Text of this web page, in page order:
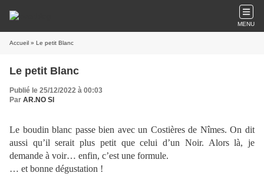
MENU
Accueil » Le petit Blanc
Le petit Blanc
Publié le 25/12/2022 à 00:03
Par AR.NO SI
Le boudin blanc passe bien avec un Costières de Nîmes. On dit
aussi qu’il serait plus petit que celui d’un Noir. Alors là, je
demande à voir… enfin, c’est une formule.
… et bonne dégustation !